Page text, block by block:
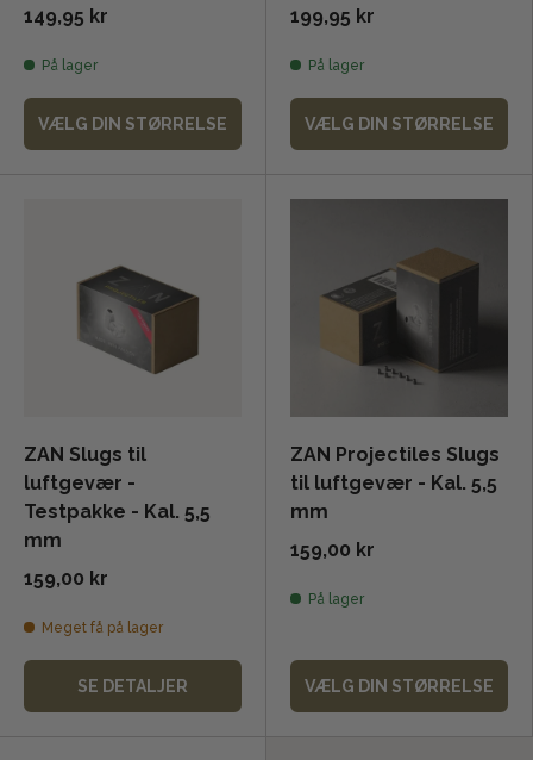
149,95 kr
På lager
VÆLG DIN STØRRELSE
199,95 kr
På lager
VÆLG DIN STØRRELSE
ZAN Slugs til
luftgevær -
Testpakke - Kal. 5,5
mm
159,00 kr
Meget få på lager
SE DETALJER
ZAN Projectiles Slugs
til luftgevær - Kal. 5,5
mm
159,00 kr
På lager
VÆLG DIN STØRRELSE